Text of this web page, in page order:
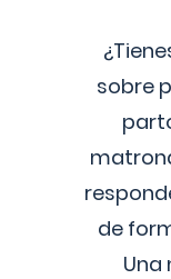
sobre
de